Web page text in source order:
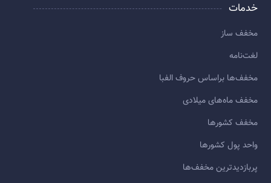
خدمات
مخفف ساز
لغت‌نامه
مخفف‌ها براساس حروف الفبا
مخفف ماه‌های میلادی
مخفف کشورها
واحد پول کشورها
پربازديدترين مخفف‌ها